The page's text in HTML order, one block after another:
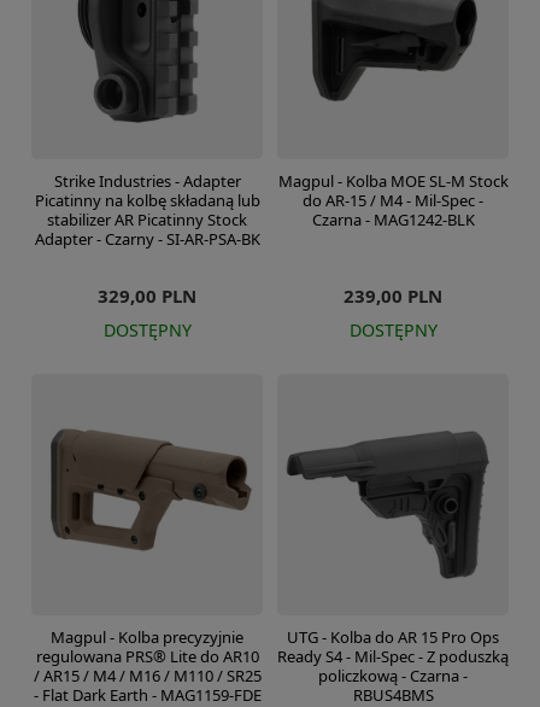
Strike Industries - Adapter
Picatinny na kolbę składaną lub
stabilizer AR Picatinny Stock
Adapter - Czarny - SI-AR-PSA-BK
329,00 PLN
DOSTĘPNY
Magpul - Kolba MOE SL-M Stock
do AR-15 / M4 - Mil-Spec -
Czarna - MAG1242-BLK
239,00 PLN
DOSTĘPNY
Magpul - Kolba precyzyjnie
regulowana PRS® Lite do AR10
/ AR15 / M4 / M16 / M110 / SR25
- Flat Dark Earth - MAG1159-FDE
UTG - Kolba do AR 15 Pro Ops
Ready S4 - Mil-Spec - Z poduszką
policzkową - Czarna -
RBUS4BMS